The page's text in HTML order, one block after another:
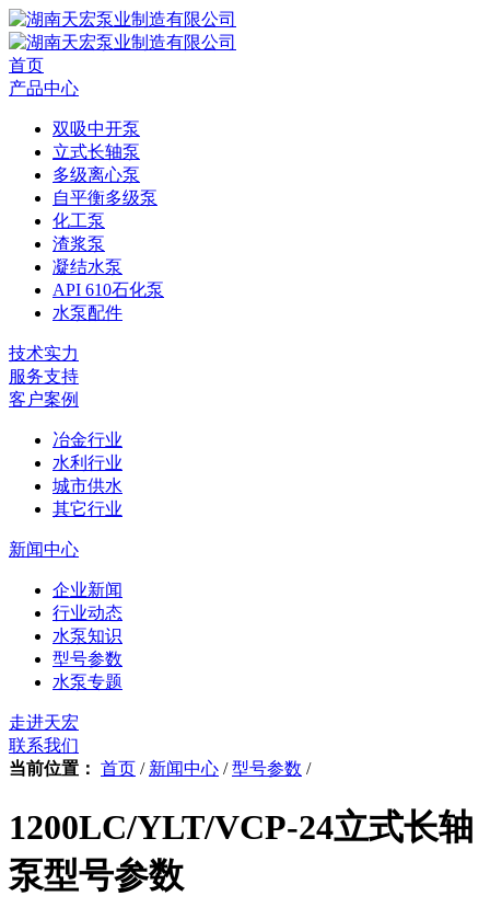
首页
产品中心
双吸中开泵
立式长轴泵
多级离心泵
自平衡多级泵
化工泵
渣浆泵
凝结水泵
API 610石化泵
水泵配件
技术实力
服务支持
客户案例
冶金行业
水利行业
城市供水
其它行业
新闻中心
企业新闻
行业动态
水泵知识
型号参数
水泵专题
走进天宏
联系我们
当前位置： 首页 / 新闻中心 / 型号参数 /
1200LC/YLT/VCP-24立式长轴
泵型号参数